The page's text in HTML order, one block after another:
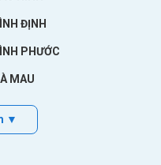
trên website của
báo xác nhận
R10 đến nơi quý
ĐỊNH
PHƯỚC
MAU
▼